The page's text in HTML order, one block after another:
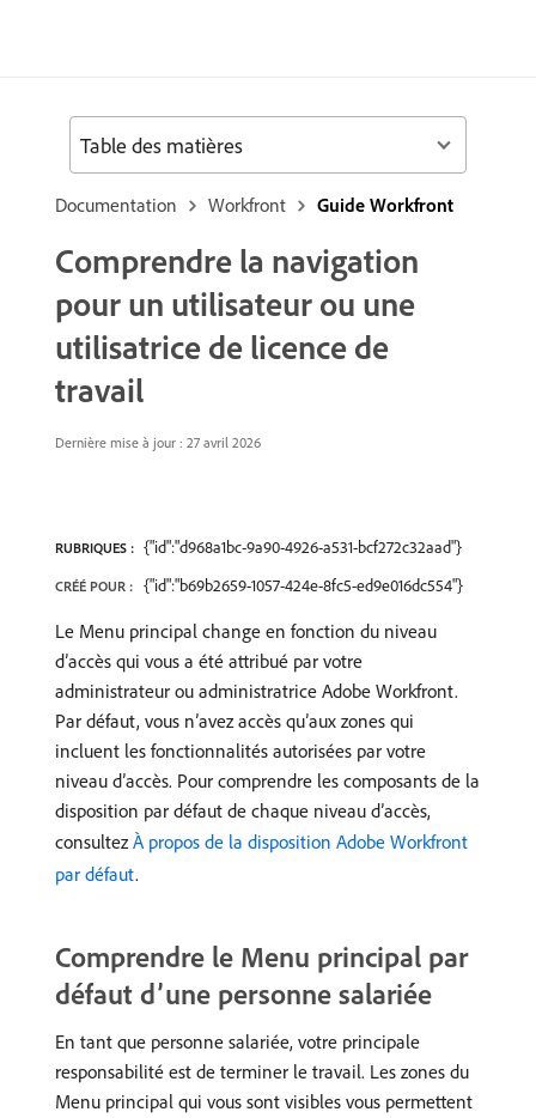
Documentation Workfront Guide Workfront
Comprendre la navigation
pour un utilisateur ou une
utilisatrice de licence de
travail
Dernière mise à jour : 27 avril 2026
RUBRIQUES : {"id":"d968a1bc-9a90-4926-a531-bcf272c32aad"}
CRÉÉ POUR : {"id":"b69b2659-1057-424e-8fc5-ed9e016dc554"}
Le Menu principal change en fonction du niveau
d’accès qui vous a été attribué par votre
administrateur ou administratrice Adobe Workfront.
Par défaut, vous n’avez accès qu’aux zones qui
incluent les fonctionnalités autorisées par votre
niveau d’accès. Pour comprendre les composants de la
disposition par défaut de chaque niveau d’accès,
consultezÀ propos de la disposition Adobe Workfront
par défaut.
Comprendre le Menu principal par
défaut d’une personne salariée
En tant que personne salariée, votre principale
responsabilité est de terminer le travail. Les zones du
Menu principal qui vous sont visibles vous permettent
Table des matières